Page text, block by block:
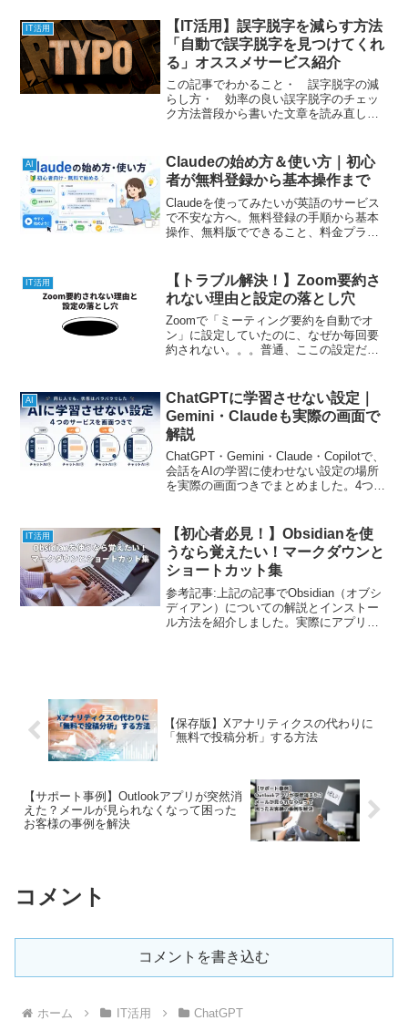
りますが、ブログなどで画像を使用す
る...
IT活用
【IT活用】誤字脱字を減らす方法
「自動で誤字脱字を見つけてくれ
る」オススメサービス紹介
この記事でわかること・ 誤字脱字の減
らし方・ 効率の良い誤字脱字のチェッ
ク方法普段から書いた文章を読み直して
違いですよね。今日はそういったミスを
効率よく見つける方法につ...
AI
Claudeの始め方＆使い方｜初心
者が無料登録から基本操作まで
Claudeを使ってみたいが英語のサービス
で不安な方へ。無料登録の手順から基本
操作、無料版でできること、料金プラン
IT活用
【トラブル解決！】Zoom要約さ
れない理由と設定の落とし穴
Zoomで「ミーティング要約を自動でオ
ン」に設定していたのに、なぜか毎回要
約されない。。。普通、ここの設定だと
設定」でした。同じように困っている方
の役に立てばと思い、こ...
AI
ChatGPTに学習させない設定｜
Gemini・Claudeも実際の画面で
解説
ChatGPT・Gemini・Claude・Copilotで、
会話をAIの学習に使わせない設定の場所
を実際の画面つきでまとめました。4つす
も3〜5年残る理由、会社として決めるべ
きことまで解説します。
IT活用
【初心者必見！】Obsidianを使
うなら覚えたい！マークダウンと
ショートカット集
参考記事:上記の記事でObsidian（オブシ
ディアン）についての解説とインストー
ル方法を紹介しました。実際にアプリを
【保存版】Xアナリティクスの代わりに
「無料で投稿分析」する方法
【サポート事例】Outlookアプリが突然消
えた？メールが見られなくなって困った
お客様の事例を解決
コメント
コメントを書き込む
ホーム IT活用 ChatGPT